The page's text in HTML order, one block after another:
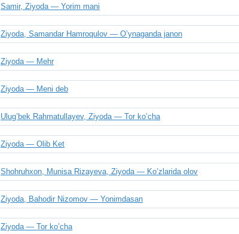
Samir, Ziyoda — Yorim mani
Ziyoda, Samandar Hamroqulov — O’ynaganda janon
Ziyoda — Mehr
Ziyoda — Meni deb
Ulug’bek Rahmatullayev, Ziyoda — Tor ko’cha
Ziyoda — Olib Ket
Shohruhxon, Munisa Rizayeva, Ziyoda — Ko’zlarida olov
Ziyoda, Bahodir Nizomov — Yonimdasan
Ziyoda — Tor ko’cha